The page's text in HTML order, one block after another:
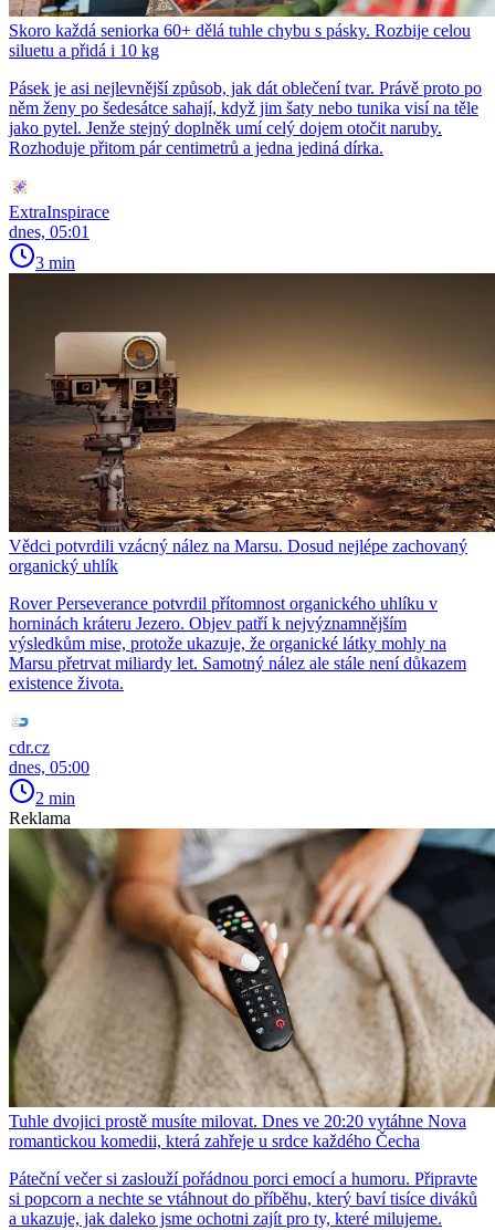
Skoro každá seniorka 60+ dělá tuhle chybu s pásky. Rozbije celou
siluetu a přidá i 10 kg
Pásek je asi nejlevnější způsob, jak dát oblečení tvar. Právě proto po
něm ženy po šedesátce sahají, když jim šaty nebo tunika visí na těle
jako pytel. Jenže stejný doplněk umí celý dojem otočit naruby.
Rozhoduje přitom pár centimetrů a jedna jediná dírka.
ExtraInspirace
dnes, 05:01
3 min
Vědci potvrdili vzácný nález na Marsu. Dosud nejlépe zachovaný
organický uhlík
Rover Perseverance potvrdil přítomnost organického uhlíku v
horninách kráteru Jezero. Objev patří k nejvýznamnějším
výsledkům mise, protože ukazuje, že organické látky mohly na
Marsu přetrvat miliardy let. Samotný nález ale stále není důkazem
existence života.
cdr.cz
dnes, 05:00
2 min
Reklama
Tuhle dvojici prostě musíte milovat. Dnes ve 20:20 vytáhne Nova
romantickou komedii, která zahřeje u srdce každého Čecha
Páteční večer si zaslouží pořádnou porci emocí a humoru. Připravte
si popcorn a nechte se vtáhnout do příběhu, který baví tisíce diváků
a ukazuje, jak daleko jsme ochotni zajít pro ty, které milujeme.